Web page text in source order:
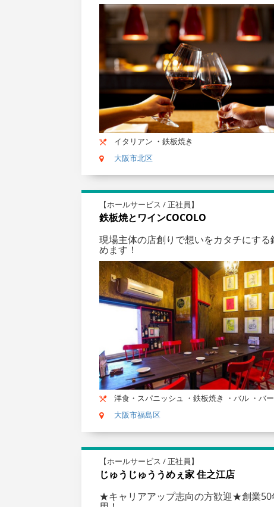
イタリアン ・鉄板焼き
大阪市北区
【ホールサービス / 正社員】
鉄板焼とワインCOCOLO
現場主体の店創りで想いをカタチにす
めます！
洋食・スパニッシュ ・鉄板焼き ・バル ・バー
大阪市福島区
【ホールサービス / 正社員】
じゅうじゅううめぇ家 住之江店
★キャリアアップ志向の方歓迎★創業50